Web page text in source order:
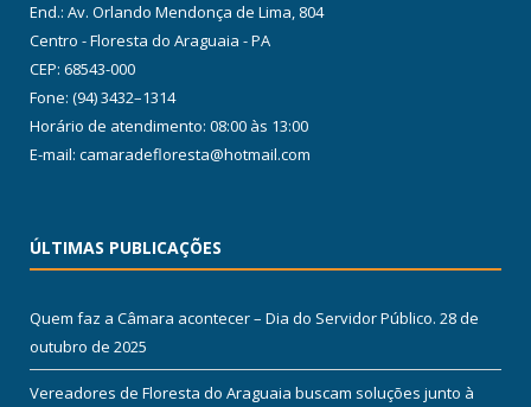
End.: Av. Orlando Mendonça de Lima, 804
Centro - Floresta do Araguaia - PA
CEP: 68543-000
Fone: (94) 3432–1314
Horário de atendimento: 08:00 às 13:00
E-mail: camaradefloresta@hotmail.com
ÚLTIMAS PUBLICAÇÕES
Quem faz a Câmara acontecer – Dia do Servidor Público. 28 de
outubro de 2025
Vereadores de Floresta do Araguaia buscam soluções junto à